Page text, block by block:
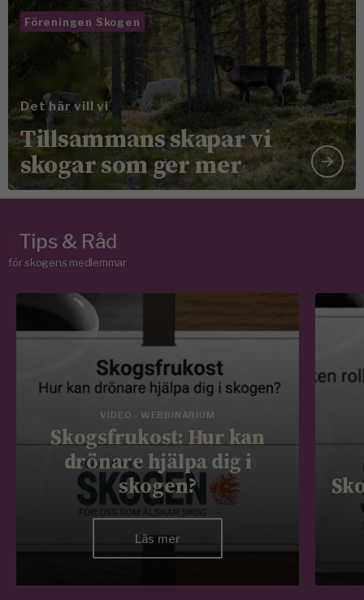
Föreningen Skogen
Det här vill vi
Tillsammans skapar vi
skogar som ger mer
/Tips & Råd
för skogens medlemmar
VIDEO - WEBBINARIUM
Skogsfrukost: Hur kan
drönare hjälpa dig i
skogen?
Läs mer